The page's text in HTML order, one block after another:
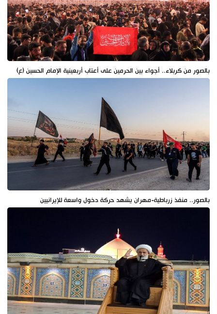
بالصور من كربلاء.. أجواء بين الحرمين على أعتاب أربعينية الإمام الحسين (ع)
بالصور.. منفذ زرباطية-مهران يشهد حركة دخول واسعة للإيرانيين